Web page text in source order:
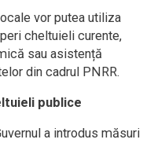
vor putea utiliza
cheltuieli curente,
sau asistență
din cadrul PNRR.
publice
a introdus măsuri